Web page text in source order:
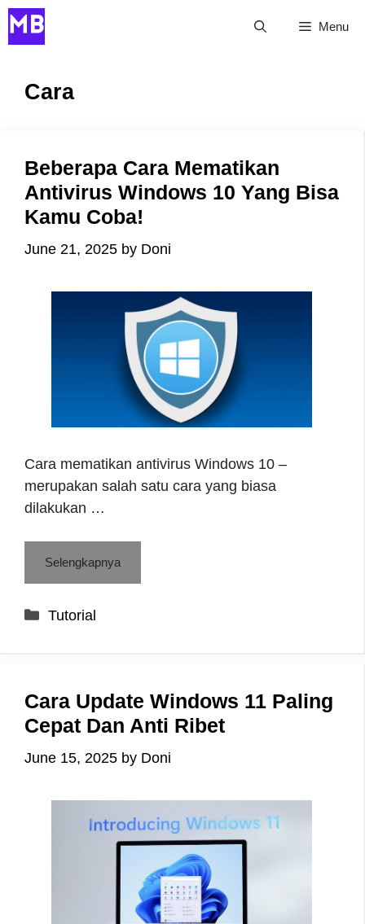
Skip
to
Menu
Cara
Beberapa Cara Mematikan
Antivirus Windows 10 Yang Bisa
Kamu Coba!
June 21, 2025 by Doni
Cara mematikan antivirus Windows 10 –
merupakan salah satu cara yang biasa
dilakukan …
Selengkapnya
Categories
Tutorial
Cara Update Windows 11 Paling
Cepat Dan Anti Ribet
June 15, 2025 by Doni